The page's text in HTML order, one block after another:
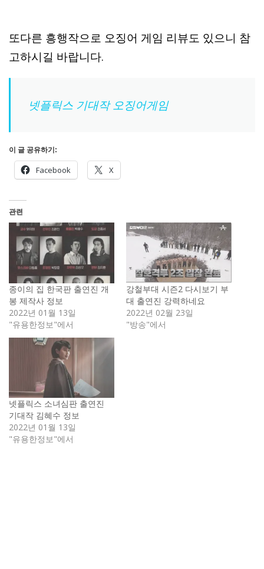
또다른 흥행작으로 오징어 게임 리뷰도 있으니 참
고하시길 바랍니다.
넷플릭스 기대작 오징어게임
이 글 공유하기:
Facebook X
관련
종이의 집 한국판 출연진 개
봉 제작사 정보
2022년 01월 13일
"유용한정보"에서
강철부대 시즌2 다시보기 부
대 출연진 강력하네요
2022년 02월 23일
"방송"에서
넷플릭스 소녀심판 출연진
기대작 김혜수 정보
2022년 01월 13일
"유용한정보"에서